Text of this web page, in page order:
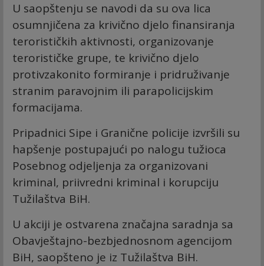
U saopštenju se navodi da su ova lica
osumnjičena za krivično djelo finansiranja
terorističkih aktivnosti, organizovanje
terorističke grupe, te krivično djelo
protivzakonito formiranje i pridruživanje
stranim paravojnim ili parapolicijskim
formacijama.
Pripadnici Sipe i Granične policije izvršili su
hapšenje postupajući po nalogu tužioca
Posebnog odjeljenja za organizovani
kriminal, priivredni kriminal i korupciju
Tužilaštva BiH.
U akciji je ostvarena značajna saradnja sa
Obavještajno-bezbjednosnom agencijom
BiH, saopšteno je iz Tužilaštva BiH.